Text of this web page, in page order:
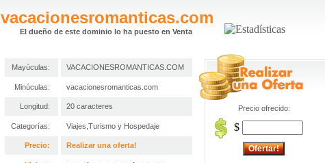
vacacionesromanticas.com
El dueño de este dominio lo ha puesto en Venta
Mayúculas: VACACIONESROMANTICAS.COM
Minúculas: vacacionesromanticas.com
Longitud: 20 caracteres
Categorías: Viajes,Turismo y Hospedaje
Precio: Realizar una oferta!
Precio ofrecido:
$